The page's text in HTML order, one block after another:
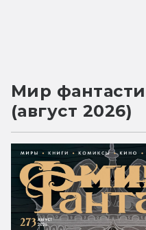
Мир
(август 2026)